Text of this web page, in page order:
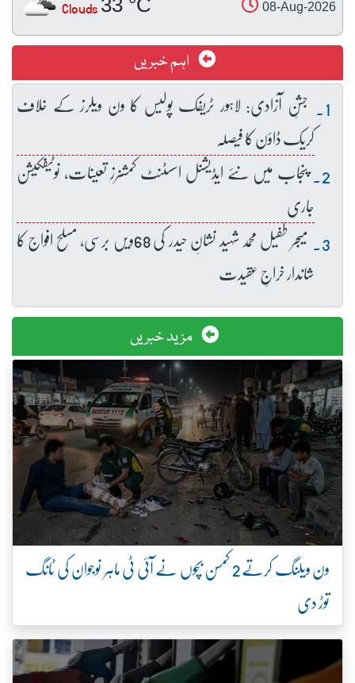
08-Aug-2026
Clouds
اہم خبریں
جشنِ آزادی: لاہور ٹریفک پولیس کا ون ویلرز کے خلاف
کریک ڈاؤن کا فیصلہ
پنجاب میں نئے ایڈیشنل اسسٹنٹ کمشنرز تعینات، نوٹیفکیشن
جاری
میجر طفیل محمد شہید نشانِ حیدر کی 68ویں برسی، مسلح افواج کا
شاندار خراجِ عقیدت
مزید خبریں
ون ویلنگ کرتے 2 کمسن بچوں نے آئی ٹی ماہر نوجوان کی ٹانگ
توڑ دی